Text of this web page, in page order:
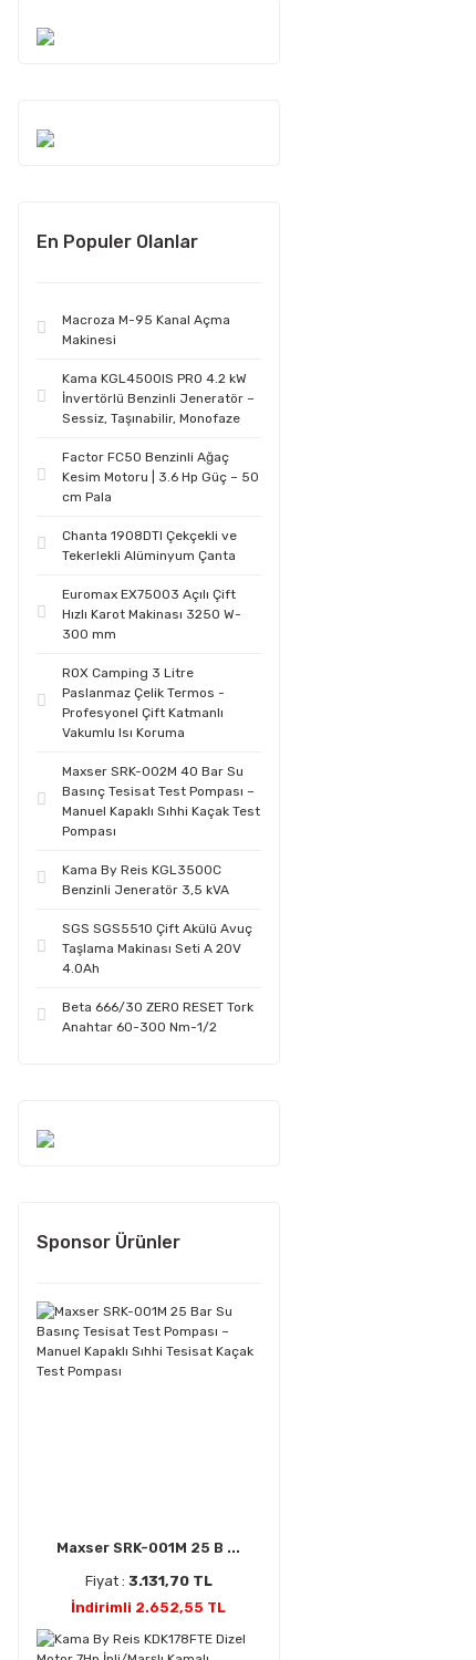
En Populer Olanlar
Macroza M-95 Kanal Açma
Makinesi
Kama KGL4500IS PRO 4.2 kW
İnvertörlü Benzinli Jeneratör –
Sessiz, Taşınabilir, Monofaze
Factor FC50 Benzinli Ağaç
Kesim Motoru | 3.6 Hp Güç – 50
cm Pala
Chanta 1908DTI Çekçekli ve
Tekerlekli Alüminyum Çanta
Euromax EX75003 Açılı Çift
Hızlı Karot Makinası 3250 W-
300 mm
ROX Camping 3 Litre
Paslanmaz Çelik Termos -
Profesyonel Çift Katmanlı
Vakumlu Isı Koruma
Maxser SRK-002M 40 Bar Su
Basınç Tesisat Test Pompası –
Manuel Kapaklı Sıhhi Kaçak Test
Pompası
Kama By Reis KGL3500C
Benzinli Jeneratör 3,5 kVA
SGS SGS5510 Çift Akülü Avuç
Taşlama Makinası Seti A 20V
4.0Ah
Beta 666/30 ZERO RESET Tork
Anahtar 60-300 Nm-1/2
Sponsor Ürünler
Maxser SRK-001M 25 B ...
Fiyat : 3.131,70 TL
İndirimli 2.652,55 TL